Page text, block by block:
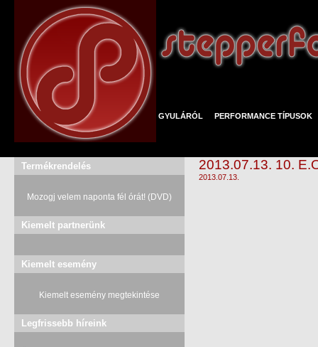
GYULÁRÓL PERFORMANCE TÍPUSOK
Termékrendelés
Mozogj velem naponta fél órát! (DVD)
Kiemelt partnerünk
Kiemelt esemény
Kiemelt esemény megtekintése
Legfrissebb híreink
2013.07.13. 10.
2013.07.13.